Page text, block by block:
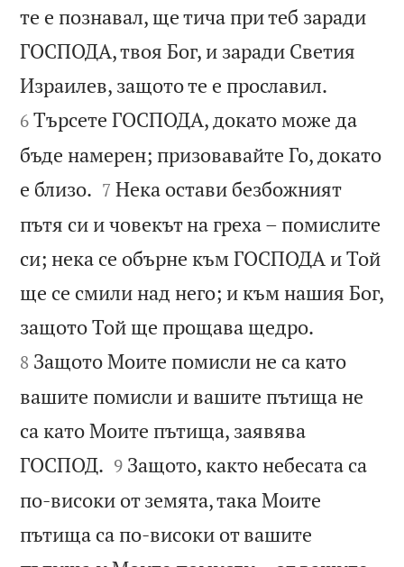
те е познавал, ще тича при теб заради
ГОСПОДА, твоя Бог, и заради Светия
Израилев, защото те е прославил.
6 Търсете ГОСПОДА, докато може да
бъде намерен; призовавайте Го, докато
е близо. 

7 Нека остави безбожният
пътя си и човекът на греха – помислите
си; нека се обърне към ГОСПОДА и Той
ще се смили над него; и към нашия Бог,
защото Той ще прощава щедро.
8 Защото Моите помисли не са като
вашите помисли и вашите пътища не
са като Моите пътища, заявява
ГОСПОД. 

9 Защото, както небесата са
по-високи от земята, така Моите
пътища са по-високи от вашите